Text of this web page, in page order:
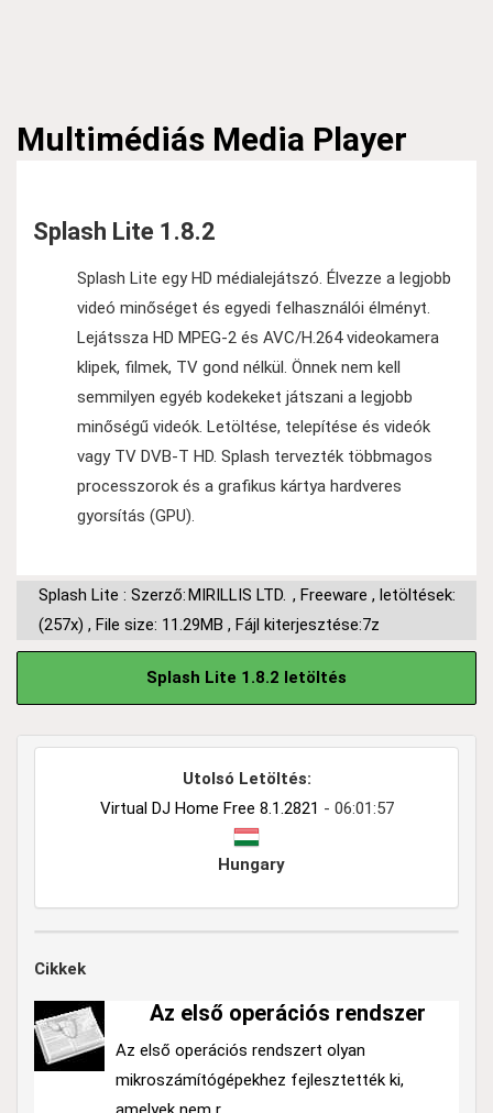
Multimédiás Media Player
Splash Lite 1.8.2
Splash Lite egy HD médialejátszó. Élvezze a legjobb
videó minőséget és egyedi felhasználói élményt.
Lejátssza HD MPEG-2 és AVC/H.264 videokamera
klipek, filmek, TV gond nélkül. Önnek nem kell
semmilyen egyéb kodekeket játszani a legjobb
minőségű videók. Letöltése, telepítése és videók
vagy TV DVB-T HD. Splash tervezték többmagos
processzorok és a grafikus kártya hardveres
gyorsítás (GPU).
Splash Lite : Szerző:MIRILLIS LTD. , Freeware , letöltések:
(257x) , File size: 11.29MB , Fájl kiterjesztése:7z
Splash Lite 1.8.2 letöltés
Utolsó Letöltés:
Virtual DJ Home Free 8.1.2821 - 06:01:57
Hungary
Cikkek
Az első operációs rendszer
Az első operációs rendszert olyan
mikroszámítógépekhez fejlesztették ki,